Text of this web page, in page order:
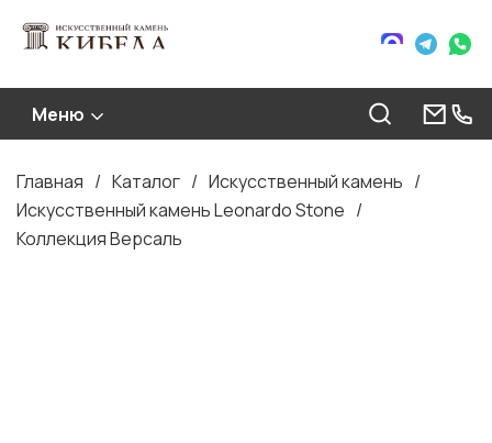
Меню
Строка
навигации
Главная Каталог
Искусственный камень
Искусственный камень Leonardo Stone
Коллекция Версаль